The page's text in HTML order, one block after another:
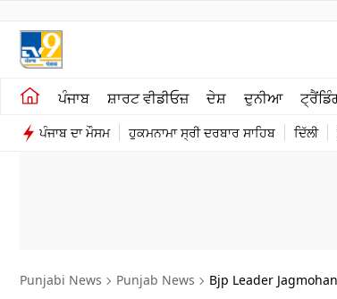
ਪੰਜਾਬ ਸ਼ਾਰਟ ਵੀਡੀਓਜ਼ ਦੇਸ਼ ਦੁਨੀਆ
ਪੰਜਾਬ ਦਾ ਮੌਸਮ ਹੁਕਮਨਾਮਾ ਸ੍ਰੀ ਦਰਬਾਰ ਸਾਹਿਬ ਦਿੱਲੀ
ਖੇਤੀਬਾੜੀ
ਸ਼ਾਰਟ ਵੀਡੀਓਜ਼
ਮਨੋਰੰਜਨ
Punjabi News Punjab News Bjp Leader